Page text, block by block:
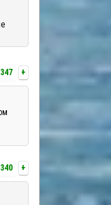
+
+